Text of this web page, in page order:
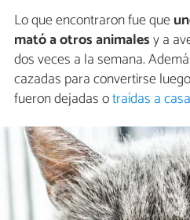
Lo que encontraron fue que
mató a otros animalesy a
dos veces a la semana.
cazadas para convertirse
fueron dejadas otraídas a